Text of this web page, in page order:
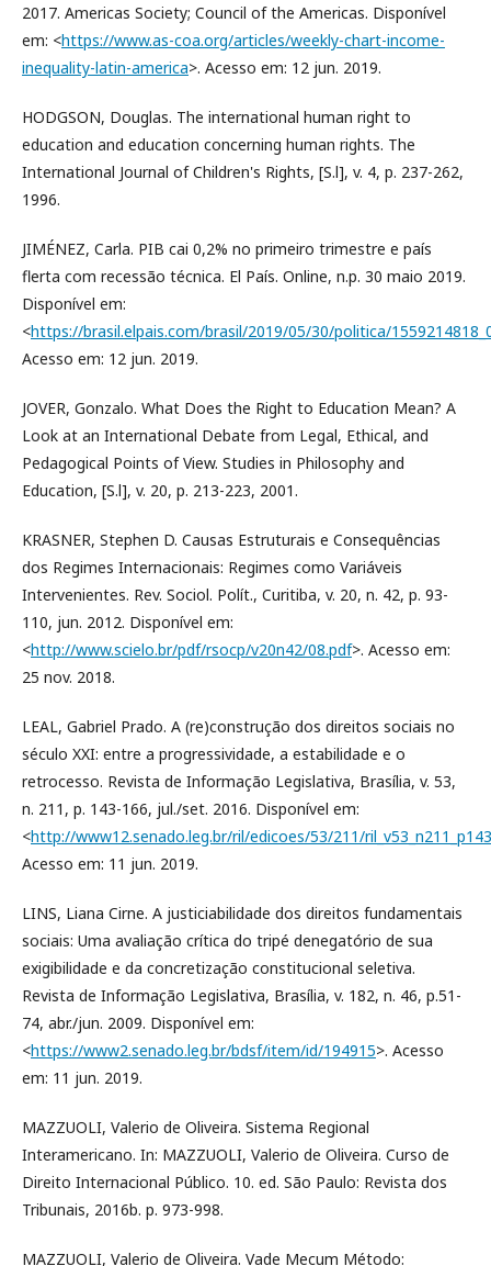
2017. Americas Society; Council of the Americas. Disponível
em: <https://www.as-coa.org/articles/weekly-chart-income-
inequality-latin-america>. Acesso em: 12 jun. 2019.
HODGSON, Douglas. The international human right to
education and education concerning human rights. The
International Journal of Children's Rights, [S.l], v. 4, p. 237-262,
1996.
JIMÉNEZ, Carla. PIB cai 0,2% no primeiro trimestre e país
flerta com recessão técnica. El País. Online, n.p. 30 maio 2019.
Disponível em:
<https://brasil.elpais.com/brasil/2019/05/30/politica/
Acesso em: 12 jun. 2019.
JOVER, Gonzalo. What Does the Right to Education Mean? A
Look at an International Debate from Legal, Ethical, and
Pedagogical Points of View. Studies in Philosophy and
Education, [S.l], v. 20, p. 213-223, 2001.
KRASNER, Stephen D. Causas Estruturais e Consequências
dos Regimes Internacionais: Regimes como Variáveis
Intervenientes. Rev. Sociol. Polít., Curitiba, v. 20, n. 42, p. 93-
110, jun. 2012. Disponível em:
<http://www.scielo.br/pdf/rsocp/v20n42/08.pdf>. Acesso em:
25 nov. 2018.
LEAL, Gabriel Prado. A (re)construção dos direitos sociais no
século XXI: entre a progressividade, a estabilidade e o
retrocesso. Revista de Informação Legislativa, Brasília, v. 53,
n. 211, p. 143-166, jul./set. 2016. Disponível em:
<http://www12.senado.leg.br/ril/edicoes/53/211/ril_v53_n211_p143
Acesso em: 11 jun. 2019.
LINS, Liana Cirne. A justiciabilidade dos direitos fundamentais
sociais: Uma avaliação crítica do tripé denegatório de sua
exigibilidade e da concretização constitucional seletiva.
Revista de Informação Legislativa, Brasília, v. 182, n. 46, p.51-
74, abr./jun. 2009. Disponível em:
<https://www2.senado.leg.br/bdsf/item/id/194915>. Acesso
em: 11 jun. 2019.
MAZZUOLI, Valerio de Oliveira. Sistema Regional
Interamericano. In: MAZZUOLI, Valerio de Oliveira. Curso de
Direito Internacional Público. 10. ed. São Paulo: Revista dos
Tribunais, 2016b. p. 973-998.
MAZZUOLI, Valerio de Oliveira. Vade Mecum Método: